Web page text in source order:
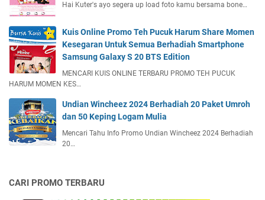
Hai Kuter's ayo segera up load foto kamu bersama bone…
Kuis Online Promo Teh Pucuk Harum Share Momen
Kesegaran Untuk Semua Berhadiah Smartphone
Samsung Galaxy S 20 BTS Edition
MENCARI KUIS ONLINE TERBARU PROMO TEH PUCUK
HARUM MOMEN KES…
Undian Wincheez 2024 Berhadiah 20 Paket Umroh
dan 50 Keping Logam Mulia
Mencari Tahu Info Promo Undian Wincheez 2024 Berhadiah
20…
CARI PROMO TERBARU